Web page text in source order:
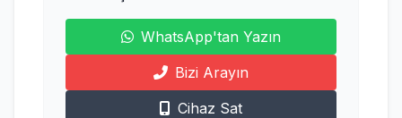
WhatsApp'tan Yazın
Bizi Arayın
Cihaz Sat